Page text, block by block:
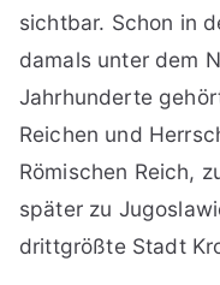
sichtbar. Schon in
damals unter dem
Jahrhunderte
Reichen und
Römischen Reich,
später zu
drittgrößte Stadt